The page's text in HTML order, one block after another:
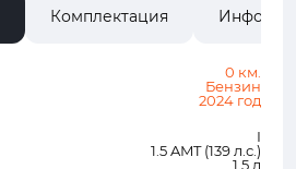
Комплектация
0 км.
Бензин
2024 год
I
1.5 AMT (139 л.с.)
1.5 л